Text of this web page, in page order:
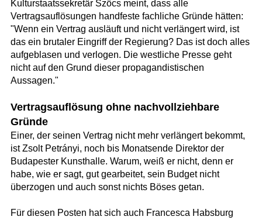
Kulturstaatssekretär Szöcs meint, dass alle
Vertragsauflösungen handfeste fachliche Gründe hätten:
"Wenn ein Vertrag ausläuft und nicht verlängert wird, ist
das ein brutaler Eingriff der Regierung? Das ist doch alles
aufgeblasen und verlogen. Die westliche Presse geht
nicht auf den Grund dieser propagandistischen
Aussagen."
Vertragsauflösung ohne nachvollziehbare
Gründe
Einer, der seinen Vertrag nicht mehr verlängert bekommt,
ist Zsolt Petrányi, noch bis Monatsende Direktor der
Budapester Kunsthalle. Warum, weiß er nicht, denn er
habe, wie er sagt, gut gearbeitet, sein Budget nicht
überzogen und auch sonst nichts Böses getan.
Für diesen Posten hat sich auch Francesca Habsburg